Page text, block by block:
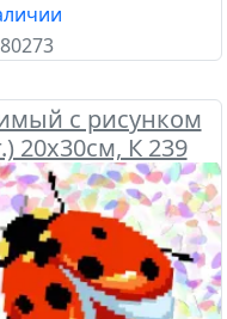
с рисунком
20х30см, К 239